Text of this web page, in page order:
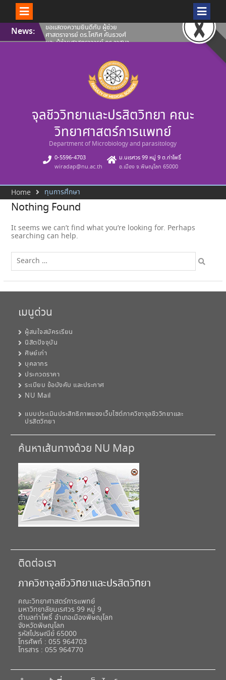
Skip
content
News: ขอแสดงความยินดีกับ ผู้ช่วย
ศาสตราจารย์ ดร.โศภิศ คันธวงศ์
และ ผู้ช่วยศาสตราจารย์ ดร.วาสนา
แพทย์ มหาวิทยาลัยนเรศวร ที่ผล
งานได้รับการขึ้นทะเบียนทรัพย์สิน
คณะวิทยาศาสตร์การแพทย์ ขอ
แสดงความยินดีกับ ผู้ช่วย
ศาสตราจารย์ ดร.โศภิศ คันธวงศ์
ชู และ คุณปลื้มกมล ภูวนาถ
ศรัณญา ที่ผลงานได้รับการขึ้น
ทะเบียนทรัพย์สินทางปัญญา
คณะวิทยาศาสตร์การแพทย์ ขอ
แนะนำบุคลากรสายวิชาการ ประจำ
เดือนสิงหาคม 2569
จุลชีววิทยาและปรสิตวิทยา คณะ
วิทยาศาสตร์การแพทย์
Department of Microbiology and parasitology
0-5596-4703
wiradap@nu.ac.th
ม.นเรศวร 99 หมู่ 9 ต.ท่าโพธิ์
อ.เมือง จ.พิษณุโลก 65000
Home ทุนการศึกษา
Nothing Found
It seems we can’t find what you’re looking for. Perhaps
searching can help.
Search
for:
เมนูด่วน
ผู้สนใจสมัครเรียน
นิสิตปัจจุบัน
ศิษย์เก่า
บุคลากร
ประกวดราคา
ระเบียบ ข้อบังคับ และประกาศ
NU Mail
แบบประเมินประสิทธิภาพของเว็บไซต์ภาควิชาจุลชีววิทยาและ
ปรสิตวิทยา
ค้นหาเส้นทางด้วย NU Map
ติดต่อเรา
ภาควิชาจุลชีววิทยาและปรสิตวิทยา
คณะวิทยาศาสตร์การแพทย์
มหาวิทยาลัยนเรศวร 99 หมู่ 9
ตำบลท่าโพธิ์ อำเภอเมืองพิษณุโลก
จังหวัดพิษณุโลก
รหัสไปรษณีย์ 65000
โทรศัพท์ : 055 964703
โทรสาร : 055 964770